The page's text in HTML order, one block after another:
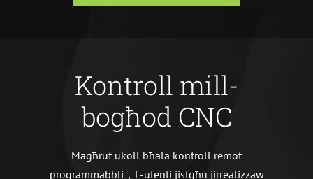
Kontroll mill-
bogħod CNC
Magħruf ukoll bħala kontroll remot
programmabbli，L-utenti jistgħu jirrealizzaw